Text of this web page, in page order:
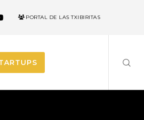
PORTAL DE LAS TXIBIRITAS